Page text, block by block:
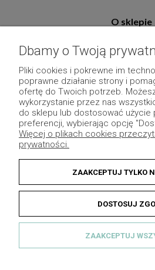
O sklepie
Płatność i
Moje
Pozostałe
Dbamy o Twoją
Pliki cookies i pokrewne im
poprawne działanie strony i
ofertę do Twoich potrzeb.
wykorzystanie przez nas
do sklepu lub dostosować użycie
preferencji, wybierając opcję
Więcej o plikach cookies
prywatności.
ZAAKCEPTUJ TYLKO
DOSTOSUJ
ZAAKCEPTUJ